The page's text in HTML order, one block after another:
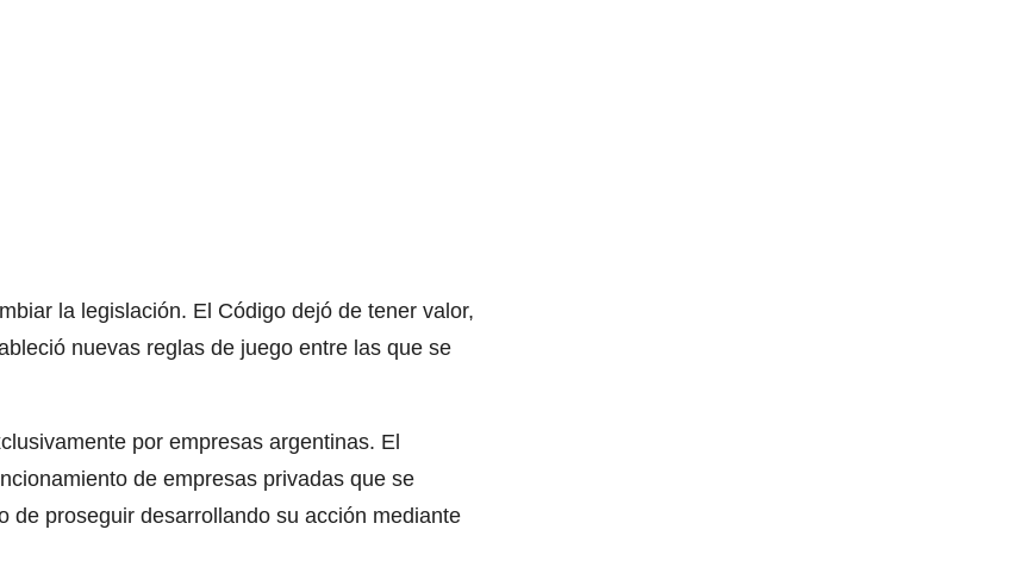
la legislación. El Código dejó de tener valor,
nuevas reglas de juego entre las que se
por empresas argentinas. El
de empresas privadas que se
de proseguir desarrollando su acción mediante